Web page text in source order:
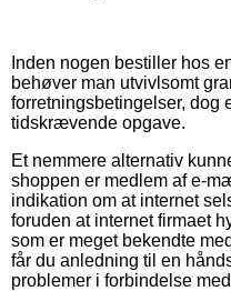
Inden nogen bestiller hos
behøver man utvivlsomt
forretningsbetingelser, dog
tidskrævende opgave.
Et nemmere alternativ
shoppen er medlem af e-
indikation om at internet
foruden at internet firmaet
som er meget bekendte
får du anledning til en
problemer i forbindelse